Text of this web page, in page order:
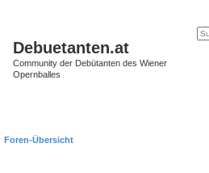
Debuetanten.at
Community der Debütanten des Wiener
Opernballes
Foren-Übersicht